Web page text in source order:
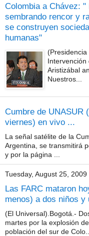
Colombia a Chávez: "
sembrando rencor y
se construyen
humanas"
(Presidencia
Intervención
Aristizábal
Nuestros...
Cumbre de UNASUR
viernes) en vivo ...
La señal satélite de la
Argentina, se transmitirá
y por la página ...
Tuesday, August 25, 2009
Las FARC mataron
menos) a dos niños y
(El Universal).Bogotá.-
martes por la explosión
población del sur de Colo...